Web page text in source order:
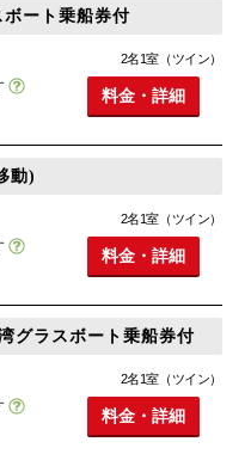
ート乗船券付
2名1室（ツイン）
料金・詳細
動)
2名1室（ツイン）
料金・詳細
グラスボート乗船券付
2名1室（ツイン）
料金・詳細